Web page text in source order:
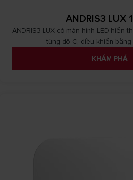
ANDRIS3 LUX
ANDRIS3 LUX có màn hình LED hiển
từng độ C, điều khiển bằng
KHÁM PHÁ